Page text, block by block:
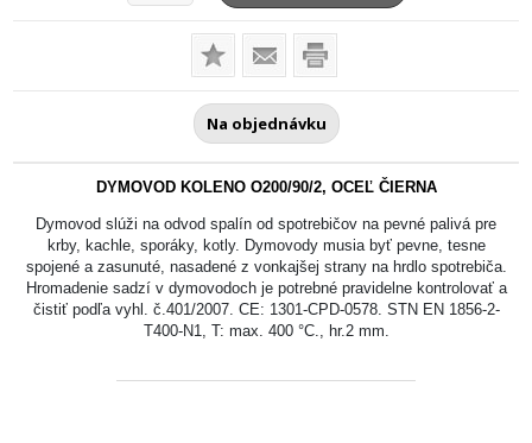
Na objednávku
DYMOVOD KOLENO O200/90/2, OCEĽ ČIERNA
Dymovod slúži na odvod spalín od spotrebičov na pevné palivá pre
krby, kachle, sporáky, kotly. Dymovody musia byť pevne, tesne
spojené a zasunuté, nasadené z vonkajšej strany na hrdlo spotrebiča.
Hromadenie sadzí v dymovodoch je potrebné pravidelne kontrolovať a
čistiť podľa vyhl. č.401/2007. CE: 1301-CPD-0578. STN EN 1856-2-
T400-N1, T: max. 400 °C., hr.2 mm.